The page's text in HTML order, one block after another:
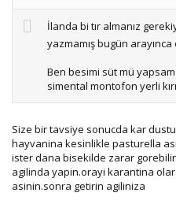
İlanda bi tır almanız
yazmamış bugün
Ben besimi süt mü
simental montofon yerli
Size bir tavsiye sonucda kar
hayvanina kesinlikle pasturella
ister dana bisekilde zarar
agilinda yapin.orayi karantina
asinin.sonra getirin agiliniza